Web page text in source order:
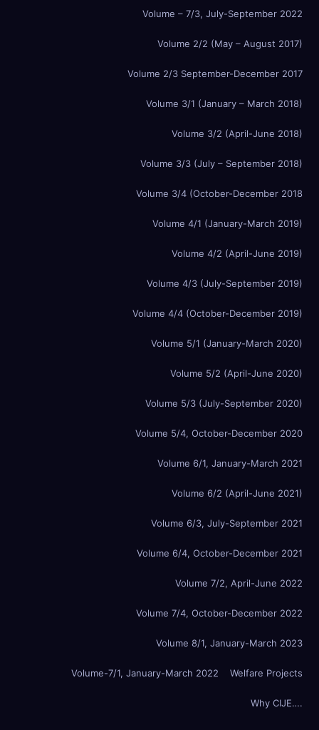
Volume – 7/3, July-September 2022
Volume 2/2 (May – August 2017)
Volume 2/3 September-December 2017
Volume 3/1 (January – March 2018)
Volume 3/2 (April-June 2018)
Volume 3/3 (July – September 2018)
Volume 3/4 (October-December 2018
Volume 4/1 (January-March 2019)
Volume 4/2 (April-June 2019)
Volume 4/3 (July-September 2019)
Volume 4/4 (October-December 2019)
Volume 5/1 (January-March 2020)
Volume 5/2 (April-June 2020)
Volume 5/3 (July-September 2020)
Volume 5/4, October-December 2020
Volume 6/1, January-March 2021
Volume 6/2 (April-June 2021)
Volume 6/3, July-September 2021
Volume 6/4, October-December 2021
Volume 7/2, April-June 2022
Volume 7/4, October-December 2022
Volume 8/1, January-March 2023
Volume-7/1, January-March 2022 Welfare Projects
Why CIJE….